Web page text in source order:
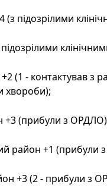
(з підозрілими
(1 - контактував з
хвороби);
+3 (прибули з
район +1 (прибули
+3 (2 - прибули з